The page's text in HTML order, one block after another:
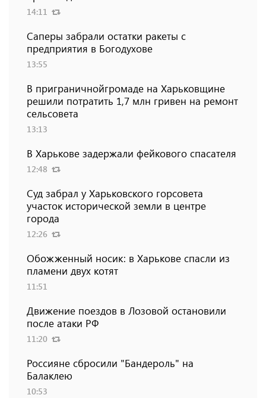
14:11
Саперы забрали остатки ракеты с
предприятия в Богодухове
13:55
В приграничнойгромаде на Харьковщине
решили потратить 1,7 млн ​​гривен на ремонт
сельсовета
13:13
В Харькове задержали фейкового спасателя
12:48
Суд забрал у Харьковского горсовета
участок исторической земли в центре
города
12:26
Обожженный носик: в Харькове спасли из
пламени двух котят
11:51
Движение поездов в Лозовой остановили
после атаки РФ
11:20
Россияне сбросили "Бандероль" на
Балаклею
10:53